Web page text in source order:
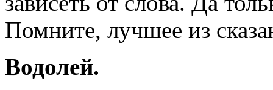
Помните, лучшее из
Водолей.